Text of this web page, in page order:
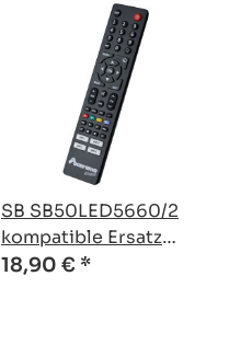
SB SB50LED5660/2
kompatible Ersatz
Fernbedienung
18,90 € *